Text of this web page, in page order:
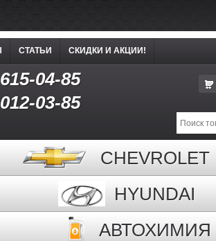
615-04-85
012-03-85
СТАТЬИ СКИДКИ И АКЦИИ!
CHEVROLET
HYUNDAI
АВТОХИМИЯ